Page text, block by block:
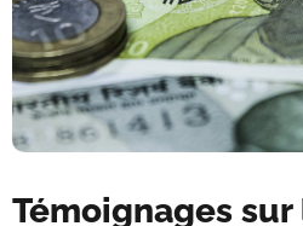
Témoignages